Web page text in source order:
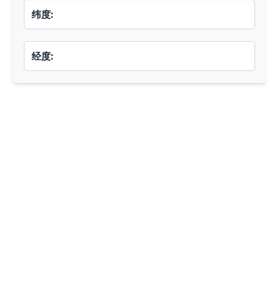
纬度:
经度: